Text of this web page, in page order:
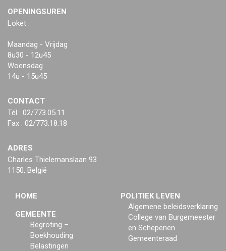
OPENINGSUREN
Loket :
Maandag - Vrijdag
8u30 - 12u45
Woensdag
14u - 15u45
CONTACT
Tél : 02/773.05.11
Fax : 02/773.18.18
ADRES
Charles Thielemanslaan 93
1150, België
HOME
GEMEENTE
Begroting –
Boekhouding
Belastingen
POLITIEK LEVEN
Algemene beleidsverklaring
College van Burgemeester
en Schepenen
Gemeenteraad